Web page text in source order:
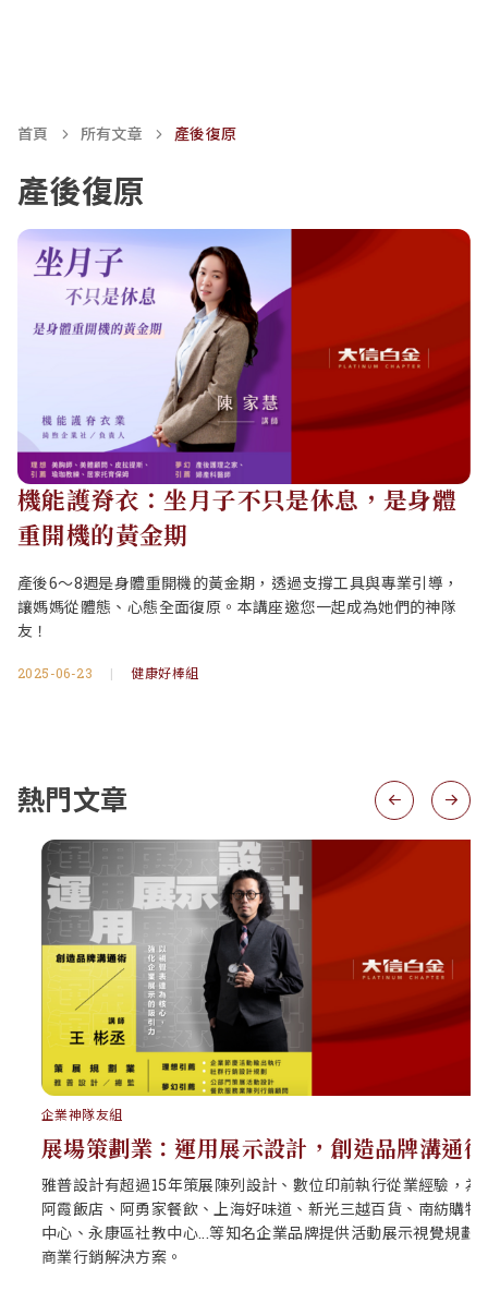
首頁 所有文章 產後復原
產後復原
機能護脊衣：坐月子不只是休息，是身體
重開機的黃金期
產後6～8週是身體重開機的黃金期，透過支撐工具與專業引導，
讓媽媽從體態、心態全面復原。本講座邀您一起成為她們的神隊
友！
2025-06-23 | 健康好棒組
熱門文章
企業神隊友組
展場策劃業：運用展示設計，創造品牌溝通術
雅普設計有超過15年策展陳列設計、數位印前執行從業經驗，為
阿霞飯店、阿勇家餐飲、上海好味道、新光三越百貨、南紡購物
中心、永康區社教中心...等知名企業品牌提供活動展示視覺規劃與
商業行銷解決方案。